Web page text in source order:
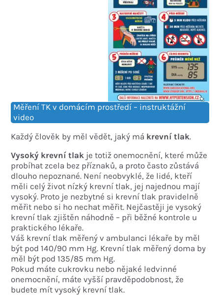
Měření TK v domácím prostředí – instruktážní
video
Každý člověk by měl vědět, jaký má krevní tlak.
Vysoký krevní tlak je totiž onemocnění, které může
probíhat zcela bez příznaků, a proto často zůstává
dlouho nepoznané. Není neobvyklé, že lidé, kteří
měli celý život nízký krevní tlak, jej najednou mají
vysoký. Proto je nezbytné si krevní tlak pravidelně
měřit nebo si ho nechat měřit. Nejčastěji je vysoký
krevní tlak zjištěn náhodně – při běžné kontrole u
praktického lékaře.
Váš krevní tlak měřený v ambulanci lékaře by měl
být pod 140/90 mm Hg. Krevní tlak měřený doma by
měl být pod 135/85 mm Hg.
Pokud máte cukrovku nebo nějaké ledvinné
onemocnění, máte vyšší pravděpodobnost, že
budete mít vysoký krevní tlak.